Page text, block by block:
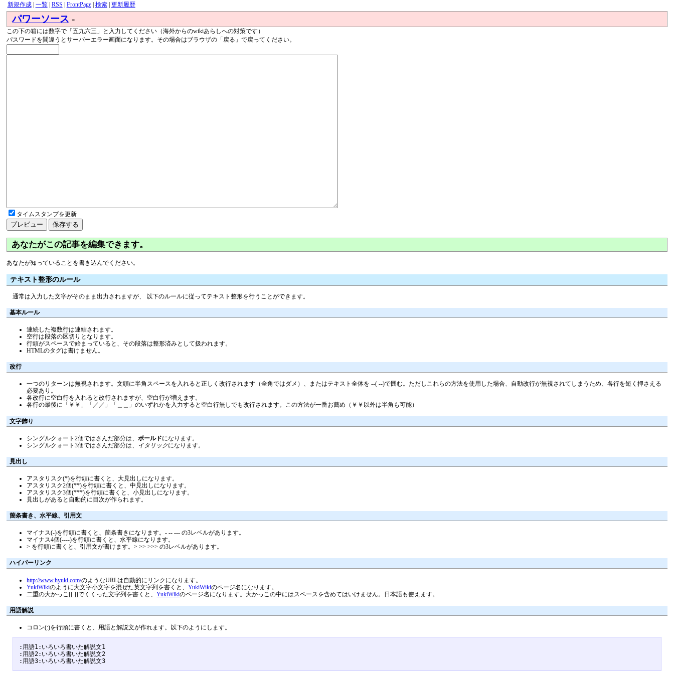
新規作成| 一覧| RSS FrontPage| 検索| 更新履歴
パワーソース -
この下の箱には数字で「五九六三」と入力してください（海外からのwikiあらしへの対策です）
パスワードを間違うとサーバーエラー画面になります。その場合はブラウザの「戻る」で戻ってください。
タイムスタンプを更新
あなたがこの記事を編集できます。
あなたが知っていることを書き込んでください。
テキスト整形のルール
通常は入力した文字がそのまま出力されますが、 以下のルールに従ってテキスト整形を行うことができます。
基本ルール
連続した複数行は連結されます。
空行は段落の区切りとなります。
行頭がスペースで始まっていると、その段落は整形済みとして扱われます。
HTMLのタグは書けません。
改行
一つのリターンは無視されます。文頭に半角スペースを入れると正しく改行されます（全角ではダメ）、またはテキスト全体を --( --)で囲む。ただしこれらの方法を使用した場合、自動改行が無視されてしまうため、各行を短く押さえる
必要あり。
各改行に空白行を入れると改行されますが、空白行が増えます。
各行の最後に「￥￥」「／／」「＿＿」のいずれかを入力すると空白行無しでも改行されます。この方法が一番お薦め（￥￥以外は半角も可能）
文字飾り
シングルクォート2個ではさんだ部分は、 ボールドになります。
シングルクォート3個ではさんだ部分は、
イタリックになります。
見出し
アスタリスク(*)を行頭に書くと、大見出しになります。
アスタリスク2個(**)を行頭に書くと、中見出しになります。
アスタリスク3個(***)を行頭に書くと、小見出しになります。
見出しがあると自動的に目次が作られます。
箇条書き、水平線、引用文
マイナス(-)を行頭に書くと、箇条書きになります。- -- --- の3レベルがあります。
マイナス4個(----)を行頭に書くと、水平線になります。
> を行頭に書くと、引用文が書けます。> >> >>> の3レベルがあります。
ハイパーリンク
http://www.hyuki.com/のようなURLは自動的にリンクになります。
YukiWikiのように大文字小文字を混ぜた英文字列を書くと、YukiWikiのページ名になります。
二重の大かっこ[[ ]]でくくった文字列を書くと、YukiWikiのページ名になります。大かっこの中にはスペースを含めてはいけません。日本語も使えます。
用語解説
コロン(:)を行頭に書くと、用語と解説文が作れます。以下のようにします。
:用語1:いろいろ書いた解説文1
:用語2:いろいろ書いた解説文2